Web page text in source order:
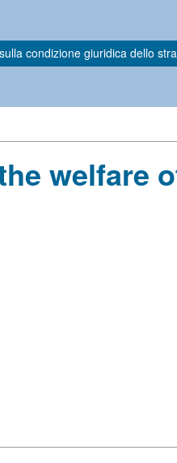
condizione giuridica dello
welfare